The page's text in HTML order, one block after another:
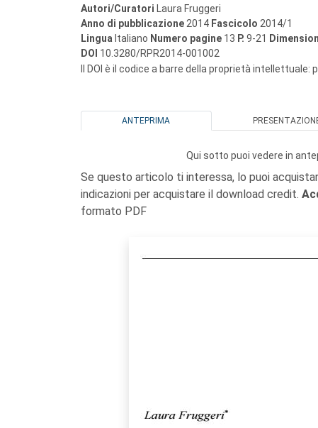
Autori/Curatori Laura Fruggeri
Anno di pubblicazione 2014 Fascicolo 2014/1
Lingua Italiano Numero pagine 13 P. 9-21
DOI 10.3280/RPR2014-001002
Il DOI è il codice a barre della proprietà intellettuale:
ANTEPRIMA
Qui sotto puoi vedere in
Se questo articolo ti interessa, lo puoi
indicazioni per acquistare il download credit.
formato PDF